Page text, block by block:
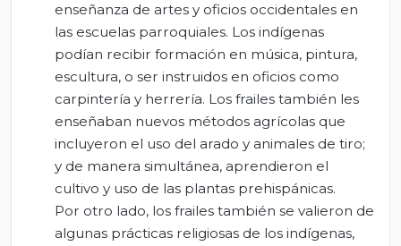
enseñanza de artes y oficios occidentales en
las escuelas parroquiales. Los indígenas
podían recibir formación en música, pintura,
escultura, o ser instruidos en oficios como
carpintería y herrería. Los frailes también les
enseñaban nuevos métodos agrícolas que
incluyeron el uso del arado y animales de tiro;
y de manera simultánea, aprendieron el
cultivo y uso de las plantas prehispánicas.
Por otro lado, los frailes también se valieron de
algunas prácticas religiosas de los indígenas,